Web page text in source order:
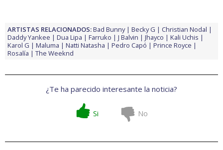
ARTISTAS RELACIONADOS:Bad Bunny Becky G
Christian Nodal
Daddy Yankee
Dua Lipa Farruko J Balvin Jhayco
Kali Uchis
Karol G
Maluma Natti Natasha Pedro Capó
Prince Royce
Rosalía
The Weeknd
¿Te ha parecido interesante la noticia?
Si No